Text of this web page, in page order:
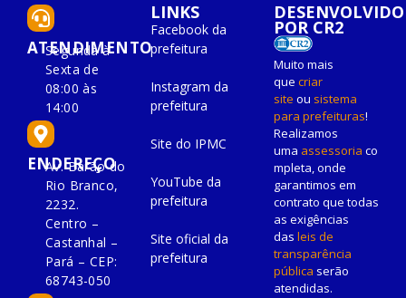
ATENDIMENTO
Segunda à
Sexta de
08:00 às
14:00
ENDEREÇO
Av. Barão do
Rio Branco,
2232.
Centro –
Castanhal –
Pará – CEP:
68743-050
LINKS
Facebook da
prefeitura
Instagram da
prefeitura
Site do IPMC
YouTube da
prefeitura
Site oficial da
prefeitura
DESENVOLVIDO
POR CR2
Muito mais
que criar
site ou sistema
para prefeituras!
Realizamos
uma assessoria co
mpleta, onde
garantimos em
contrato que todas
as exigências
das leis de
transparência
pública serão
atendidas.